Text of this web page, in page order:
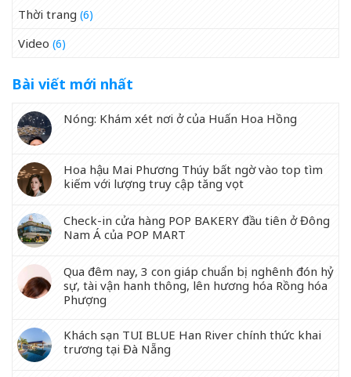
Thời trang (6)
Video (6)
Bài viết mới nhất
Nóng: Khám xét nơi ở của Huấn Hoa Hồng
Hoa hậu Mai Phương Thúy bất ngờ vào top tìm
kiếm với lượng truy cập tăng vọt
Check-in cửa hàng POP BAKERY đầu tiên ở Đông
Nam Á của POP MART
Qua đêm nay, 3 con giáp chuẩn bị nghênh đón hỷ
sự, tài vận hanh thông, lên hương hóa Rồng hóa
Phượng
Khách sạn TUI BLUE Han River chính thức khai
trương tại Đà Nẵng